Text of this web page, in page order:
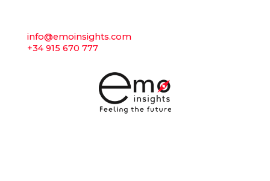
info@emoinsights.com
+34 915 670 777